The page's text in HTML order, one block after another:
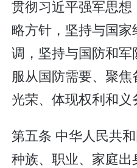
贯彻习近平强军思
略方针，坚持与国
调，坚持与国防和
服从国防需要、聚
光荣、体现权利和义
第五条 中华人民共
种族、职业、家庭